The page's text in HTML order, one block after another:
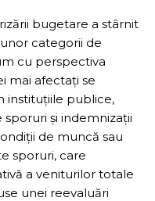
bugetare a stârnit
categorii de
cu perspectiva
mai afectați se
instituțiile publice,
și indemnizații
de muncă sau
sporuri, care
a veniturilor totale
unei reevaluări